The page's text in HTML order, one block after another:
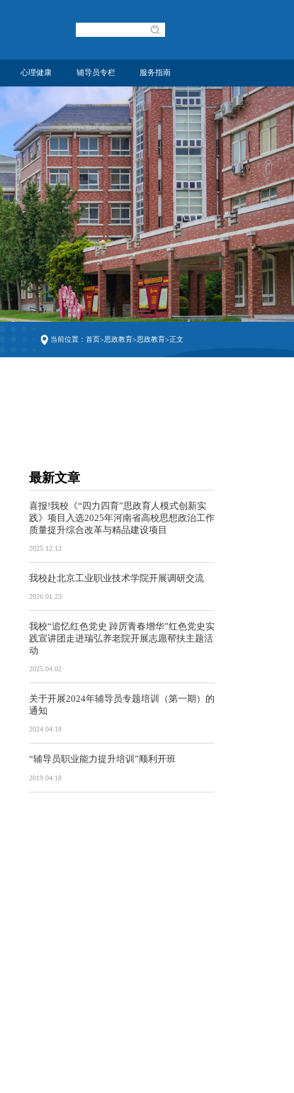
心理健康
中心概况
动态资讯
心理评测
咨询预约
辅导站风采
辅导员专栏
活动风采
服务指南
规章制度
下载专区
意见邮箱
当前位置：首页>思政教育>思政教育>正文
最新文章
喜报!我校《“四力四育”思政育人模式创新实
践》项目入选2025年河南省高校思想政治工作
质量提升综合改革与精品建设项目
2025.12.12
我校赴北京工业职业技术学院开展调研交流
2026.01.23
我校“追忆红色党史 踔厉青春增华”红色党史实
践宣讲团走进瑞弘养老院开展志愿帮扶主题活
动
2025.04.02
关于开展2024年辅导员专题培训（第一期）的
通知
2024.04.18
“辅导员职业能力提升培训”顺利开班
2019.04.18